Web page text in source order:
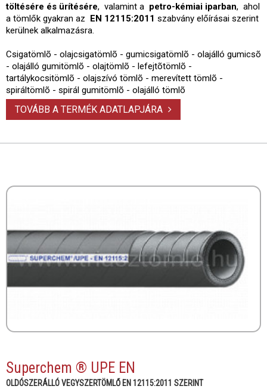
töltésére és ürítésére, valamint a petro-kémiai iparban, ahol
a tömlők gyakran az
EN 12115:2011 szabvány előírásai szerint
kerülnek alkalmazásra.
Csigatömlõ - olajcsigatömlõ - gumicsigatömlõ - olajálló gumicsõ
- olajálló gumitömlõ - olajtömlõ - lefejtõtömlõ -
tartálykocsitömlõ - olajszívó tömlõ - merevített tömlõ -
spiráltömlõ - spirál gumitömlõ - olajálló tömlõ
TOVÁBB A TERMÉK ADATLAPJÁRA
Superchem ® UPE EN
OLDÓSZERÁLLÓ VEGYSZERTÖMLŐ EN 12115:2011 SZERINT